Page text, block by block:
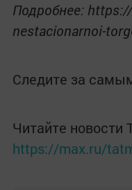
Подробнее:
nestacionarnoi-
Следите за
Читайте новости
https://max.ru/